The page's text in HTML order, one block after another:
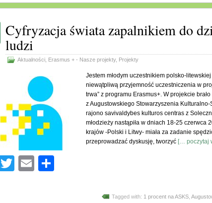
Cyfryzacja świata zapalnikiem do
ludzi
Aktualności Erasmus + - Nasze projekty, Projekty
Jestem młodym uczestnikiem polsko-litewskiej
niewątpliwą przyjemność uczestniczenia w
trwa” z programu Erasmus+. W projekcie
z Augustowskiego Stowarzyszenia Kulturalno-
rajono savivaldybes kulturos centras z
młodzieży nastąpiła w dniach 18-25 czerwca
krajów -Polski i Litwy- miała za zadanie
przeprowadzać dyskusję, tworzyć [… poczytaj
Facebook
TwitterEmail
Tagged with: 1 procent na ASKS